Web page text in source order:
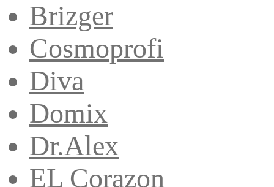
Brizger
Cosmoprofi
Diva
Domix
Dr.Alex
EL Corazon